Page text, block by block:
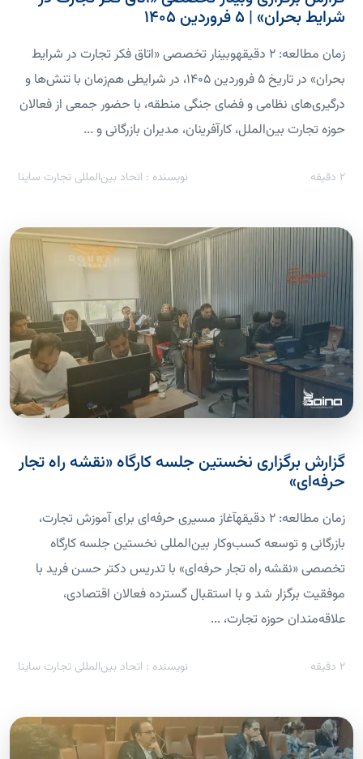
شرایط بحران» | ۵ فروردین ۱۴۰۵
زمان مطالعه: 2 دقیقهوبینار تخصصی «اتاق فکر تجارت در شرایط
بحران» در تاریخ ۵ فروردین ۱۴۰۵، در شرایطی هم‌زمان با تنش‌ها و
درگیری‌های نظامی و فضای جنگی منطقه، با حضور جمعی از فعالان
حوزه تجارت بین‌الملل، کارآفرینان، مدیران بازرگانی و ...
2 دقیقه نویسنده : اتحاد بین‌المللی تجارت ساینا
گزارش برگزاری نخستین جلسه کارگاه «نقشه راه تجار
حرفه‌ای»
زمان مطالعه: 2 دقیقهآغاز مسیری حرفه‌ای برای آموزش تجارت،
بازرگانی و توسعه کسب‌وکار بین‌المللی نخستین جلسه کارگاه
تخصصی «نقشه راه تجار حرفه‌ای» با تدریس دکتر حسن فرید با
موفقیت برگزار شد و با استقبال گسترده فعالان اقتصادی،
علاقه‌مندان حوزه تجارت، ...
2 دقیقه نویسنده : اتحاد بین‌المللی تجارت ساینا